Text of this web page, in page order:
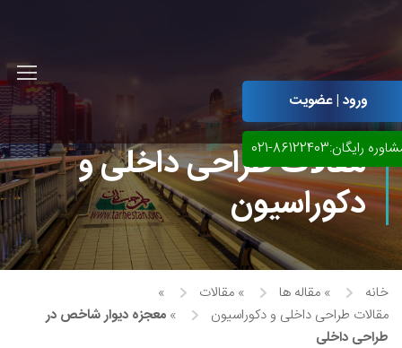
آموزش مجازی طراحی لباس
ورود | عضویت
رایگان:86122403-021
مقالات طراحی داخلی و
دکوراسیون
خانه » مقاله ها » مقالات
»
مقالات طراحی داخلی و دکوراسیون
» معجزه دیوار شاخص در
طراحی داخلی